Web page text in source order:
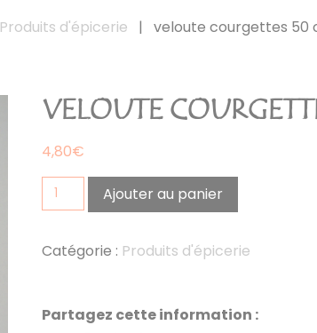
Produits d'épicerie | veloute courgettes 50
VELOUTE
4,80€
quantité
de
courgettes
Ajouter au panier
Catégorie : Produits d'épicerie
Partagez cette information :